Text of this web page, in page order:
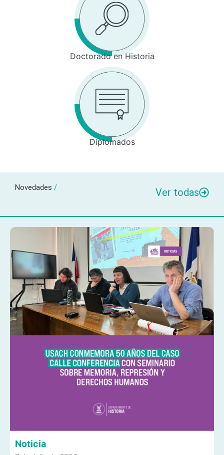
Doctorado en Historia
Diplomados
Novedades / Ver todas
Noticia